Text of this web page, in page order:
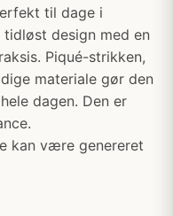
til dage i
design med en
Piqué-strikken,
materiale gør den
dagen. Den er
kan være genereret